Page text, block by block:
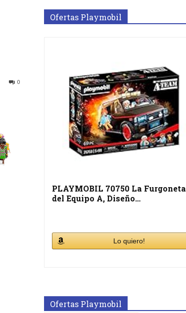
0
Ofertas Playmobil
PLAYMOBIL 70750 La Furgoneta
del Equipo A, Diseño…
Lo quiero!
Ofertas Playmobil